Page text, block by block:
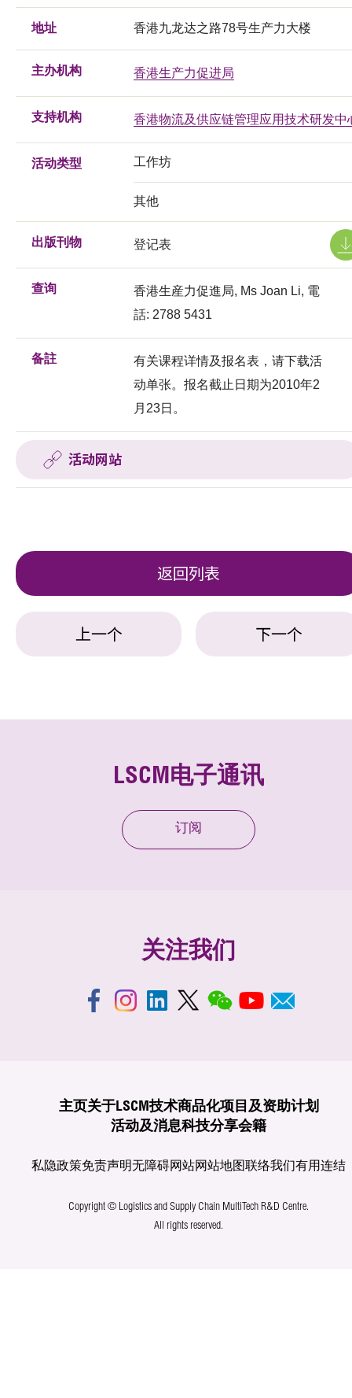
地址 香港九龙达之路78号生产力大楼
主办机构 香港生产力促进局
支持机构 香港物流及供应链管理应用技术研发中
活动类型 工作坊
其他
出版刊物 登记表
查询
香港生産力促進局, Ms Joan Li, 電
話: 2788 5431
备註
有关课程详情及报名表，请下载活
动单张。报名截止日期为2010年2
月23日。
活动网站
返回列表
上一个 下一个
LSCM电子通讯
订阅
关注我们
主页关于LSCM技术商品化项目及资助计划
活动及消息科技分享会籍
私隐政策免责声明无障碍网站网站地图联络我们有用连结
Copyright © Logistics and Supply Chain MultiTech R&D Centre.
All rights reserved.